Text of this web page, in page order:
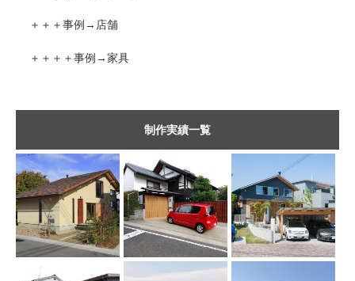
＋＋＋事例→店舗
＋＋＋＋事例→家具
制作実績一覧